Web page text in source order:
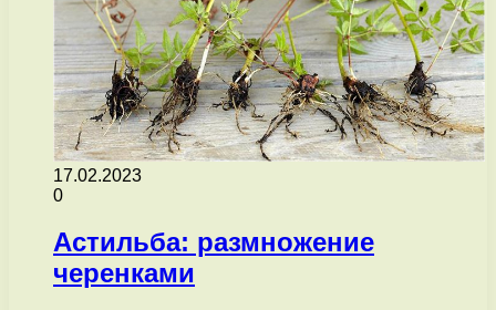
17.02.2023
0
Астильба: размножение
черенками